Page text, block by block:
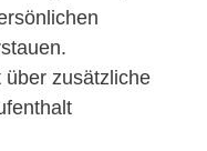
über zusätzliche